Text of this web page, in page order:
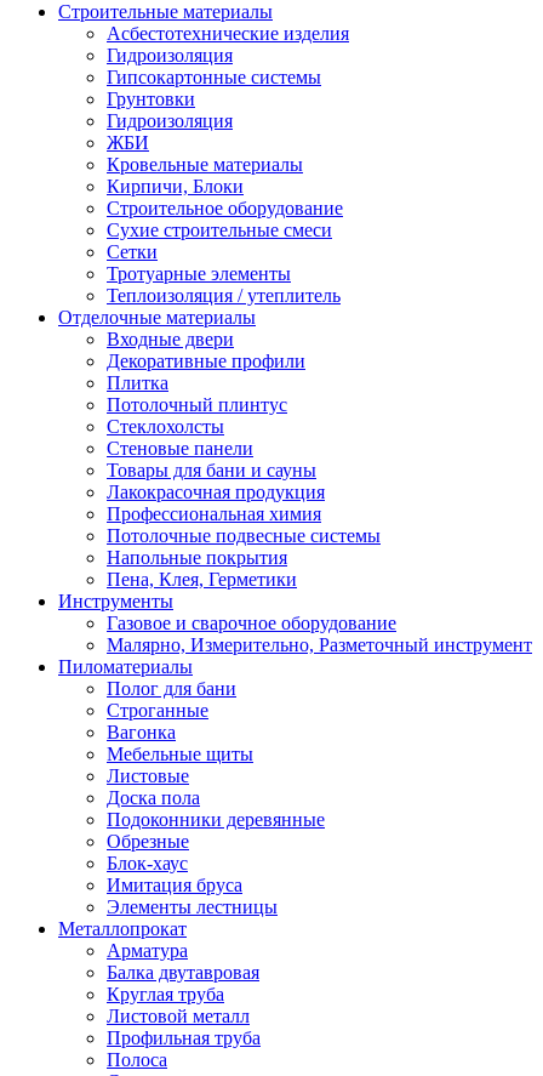
Строительные материалы
Асбестотехнические изделия
Гидроизоляция
Гипсокартонные системы
Грунтовки
Гидроизоляция
ЖБИ
Кровельные материалы
Кирпичи, Блоки
Строительное оборудование
Сухие строительные смеси
Сетки
Тротуарные элементы
Теплоизоляция / утеплитель
Отделочные материалы
Входные двери
Декоративные профили
Плитка
Потолочный плинтус
Стеклохолсты
Стеновые панели
Товары для бани и сауны
Лакокрасочная продукция
Профессиональная химия
Потолочные подвесные системы
Напольные покрытия
Пена, Клея, Герметики
Инструменты
Газовое и сварочное оборудование
Малярно, Измерительно, Разметочный инструмент
Пиломатериалы
Полог для бани
Строганные
Вагонка
Мебельные щиты
Листовые
Доска пола
Подоконники деревянные
Обрезные
Блок-хаус
Имитация бруса
Элементы лестницы
Металлопрокат
Арматура
Балка двутавровая
Круглая труба
Листовой металл
Профильная труба
Полоса